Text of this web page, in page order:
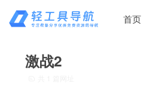
首页
激战2